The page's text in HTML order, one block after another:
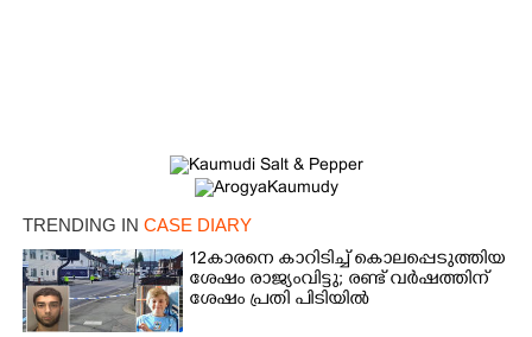
TRENDING IN CASE DIARY
12കാരനെ കാറിടിച്ച് കൊലപ്പെടുത്തിയ
ശേഷം രാജ്യംവിട്ടു; രണ്ട് വർഷത്തിന്
ശേഷം പ്രതി പിടിയിൽ